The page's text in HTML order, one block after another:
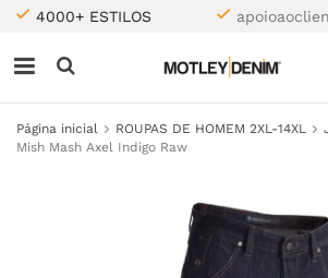
4000+ ESTILOS
Página inicial ROUPAS DE HOMEM 2XL-14XL
Mish Mash Axel Indigo Raw